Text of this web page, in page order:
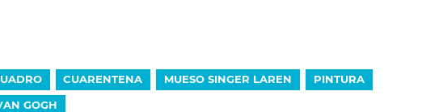
CUARENTENA MUESO SINGER LAREN
PINTURA
GOGH